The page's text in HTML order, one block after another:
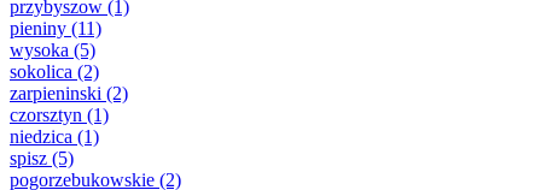
przybyszow (1)
pieniny (11)
wysoka (5)
sokolica (2)
zarpieninski (2)
czorsztyn (1)
niedzica (1)
spisz (5)
pogorzebukowskie (2)